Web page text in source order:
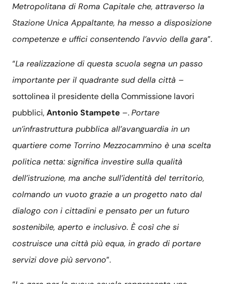
Metropolitana di Roma Capitale che, attraverso la
Stazione Unica Appaltante, ha messo a disposizione
competenze e uffici consentendo l’avvio della gara”.
“La realizzazione di questa scuola segna un passo
importante per il quadrante sud della città –
sottolinea il presidente della Commissione lavori
pubblici,Antonio Stampete –.Portare
un’infrastruttura pubblica all’avanguardia in un
quartiere come Torrino Mezzocammino è una scelta
politica netta: significa investire sulla qualità
dell’istruzione, ma anche sull’identità del territorio,
colmando un vuoto grazie a un progetto nato dal
dialogo con i cittadini e pensato per un futuro
sostenibile, aperto e inclusivo. È così che si
costruisce una città più equa, in grado di portare
servizi dove più servono”.